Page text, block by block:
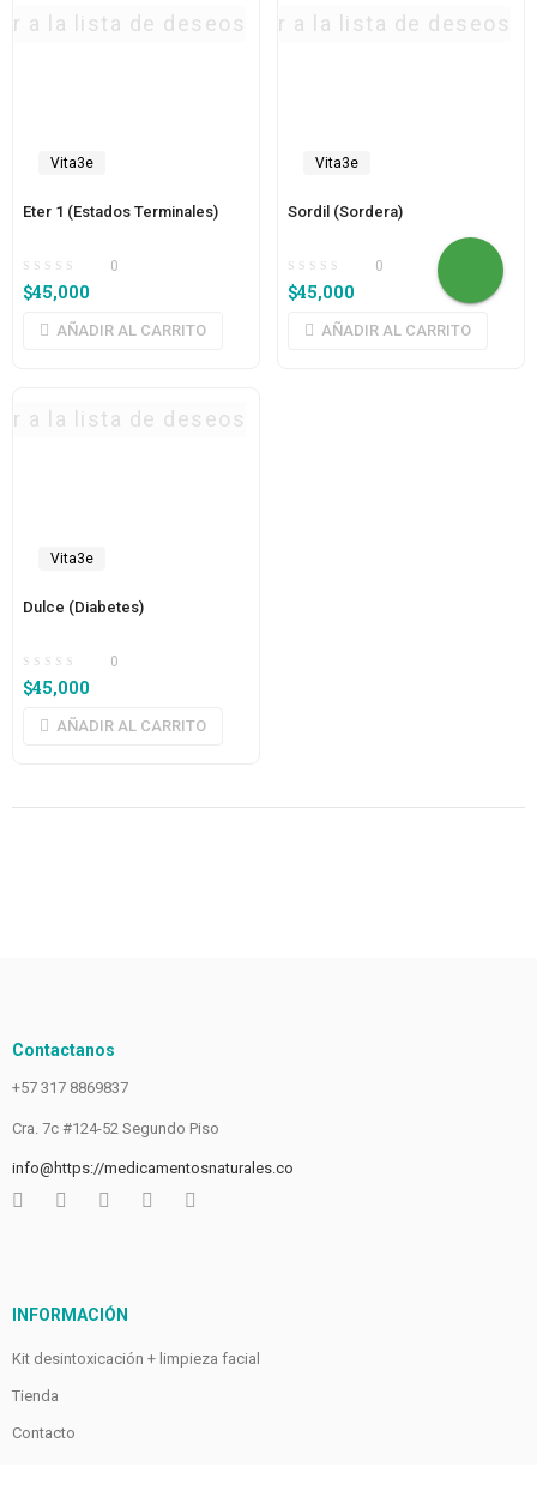
Vita3e
a la lista de deseos
Eter 1 (Estados Terminales)
0
$45,000
AÑADIR AL CARRITO
Vita3e
Agregar a la lista de deseos
Sordil (Sordera)
0
$45,000
AÑADIR AL CARRITO
Vita3e
a la lista de deseos
Dulce (Diabetes)
0
$45,000
AÑADIR AL CARRITO
Contactanos
+57 317 8869837
Cra. 7c #124-52 Segundo Piso
info@https://medicamentosnaturales.co
INFORMACIÓN
Kit desintoxicación + limpieza facial
Tienda
Contacto